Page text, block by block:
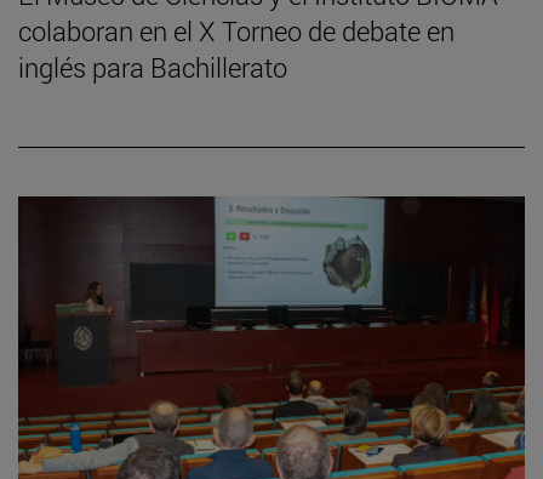
colaboran en el X Torneo de debate en
inglés para Bachillerato